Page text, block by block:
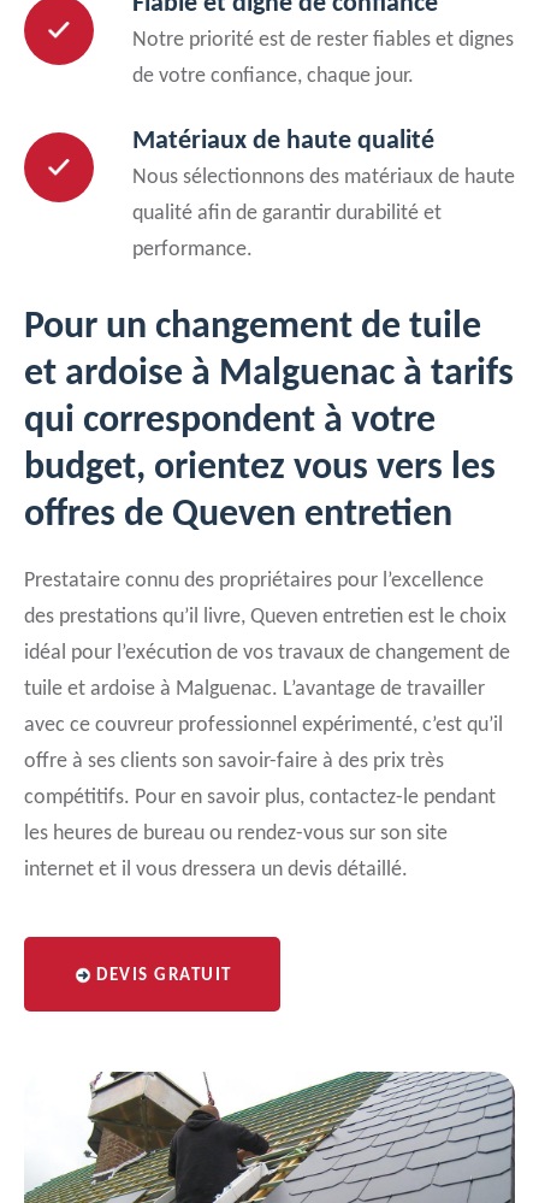
Notre priorité est de rester fiables et dignes
de votre confiance, chaque jour.
Matériaux de haute qualité
Nous sélectionnons des matériaux de haute
qualité afin de garantir durabilité et
performance.
Pour un changement de tuile
et ardoise à Malguenac à tarifs
qui correspondent à votre
budget, orientez vous vers les
offres de Queven entretien
Prestataire connu des propriétaires pour l’excellence
des prestations qu’il livre, Queven entretien est le choix
idéal pour l’exécution de vos travaux de changement de
tuile et ardoise à Malguenac. L’avantage de travailler
avec ce couvreur professionnel expérimenté, c’est qu’il
offre à ses clients son savoir-faire à des prix très
compétitifs. Pour en savoir plus, contactez-le pendant
les heures de bureau ou rendez-vous sur son site
internet et il vous dressera un devis détaillé.
DEVIS GRATUIT